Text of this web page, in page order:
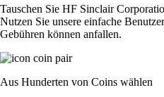
Tauschen Sie HF Sinclair
Nutzen Sie unsere einfache
Gebühren können anfallen.
Aus Hunderten von Coins wählen